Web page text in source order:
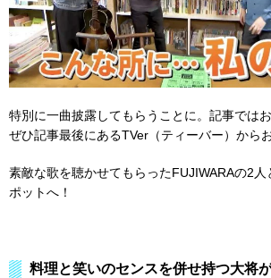
特別に一曲披露してもらうことに。記事では
ぜひ記事最後にあるTVer（ティーバー）から
素敵な歌を聴かせてもらったFUJIWARAの2人
ポットへ！
料理と笑いのセンスを併せ持つ大将